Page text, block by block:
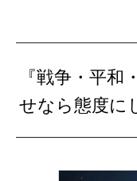
『戦争・平
せなら態度に